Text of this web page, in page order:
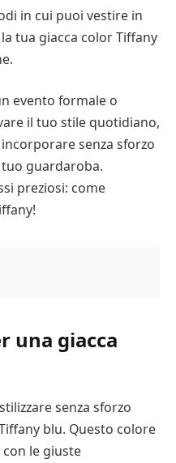
in cui puoi vestire in
tua giacca color Tiffany
evento formale o
il tuo stile quotidiano,
senza sforzo
guardaroba.
preziosi: come
una giacca
senza sforzo
blu. Questo colore
le giuste